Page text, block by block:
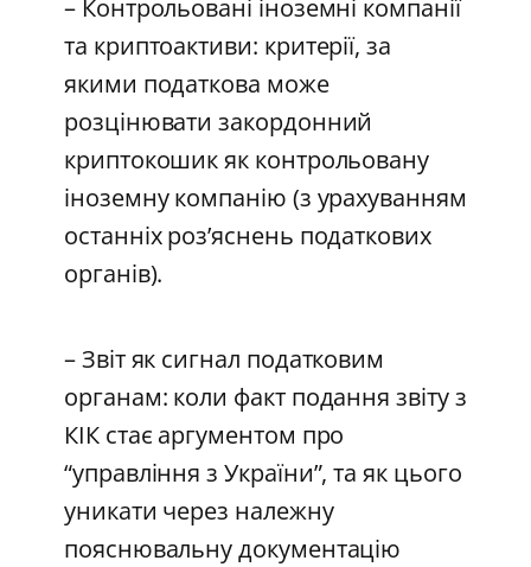
– Контрольовані іноземні компанії
та криптоактиви: критерії, за
якими податкова може
розцінювати закордонний
криптокошик як контрольовану
іноземну компанію (з урахуванням
останніх роз’яснень податкових
органів).
– Звіт як сигнал податковим
органам: коли факт подання звіту з
КІК стає аргументом про
“управління з України”, та як цього
уникати через належну
пояснювальну документацію